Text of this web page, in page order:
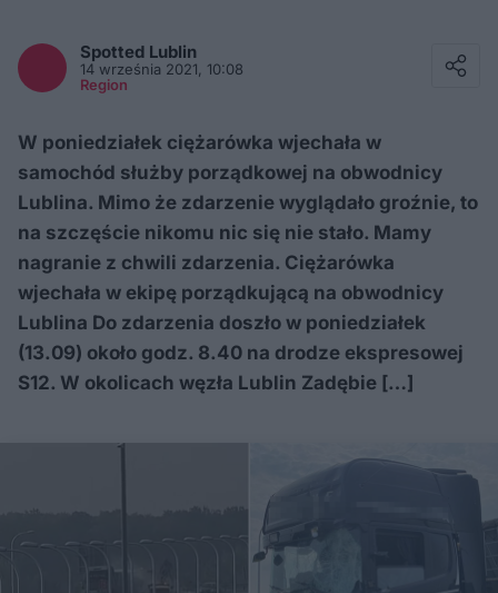
Spotted Lublin
14 września 2021, 10:08
Region
W poniedziałek ciężarówka wjechała w
samochód służby porządkowej na obwodnicy
Lublina. Mimo że zdarzenie wyglądało groźnie, to
na szczęście nikomu nic się nie stało. Mamy
nagranie z chwili zdarzenia. Ciężarówka
wjechała w ekipę porządkującą na obwodnicy
Lublina Do zdarzenia doszło w poniedziałek
(13.09) około godz. 8.40 na drodze ekspresowej
S12. W okolicach węzła Lublin Zadębie […]